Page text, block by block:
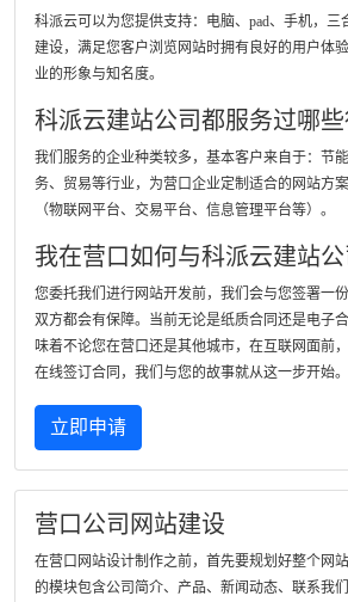
科派云可以为您提供支持：电脑、pad、手机，
建设，满足您客户浏览网站时拥有良好的用户体
业的形象与知名度。
科派云建站公司都服务过哪些
我们服务的企业种类较多，基本客户来自于：节
务、贸易等行业，为营口企业定制适合的网站方
（物联网平台、交易平台、信息管理平台等）。
我在营口如何与科派云建站公
您委托我们进行网站开发前，我们会与您签署一
双方都会有保障。当前无论是纸质合同还是电子
味着不论您在营口还是其他城市，在互联网面前
在线签订合同，我们与您的故事就从这一步开始。
立即申请
营口公司网站建设
在营口网站设计制作之前，首先要规划好整个网
的模块包含公司简介、产品、新闻动态、联系我